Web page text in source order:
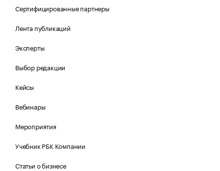
Сертифицированные партнеры
Лента публикаций
Эксперты
Выбор редакции
Кейсы
Вебинары
Мероприятия
Учебник РБК Компании
Статьи о бизнесе